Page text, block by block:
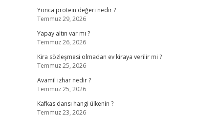
Yonca protein değeri nedir ?
Temmuz 29, 2026
Yapay altın var mı ?
Temmuz 26, 2026
Kira sözleşmesi olmadan ev kiraya verilir mi ?
Temmuz 25, 2026
Avamil izhar nedir ?
Temmuz 25, 2026
Kafkas dansı hangi ülkenin ?
Temmuz 23, 2026